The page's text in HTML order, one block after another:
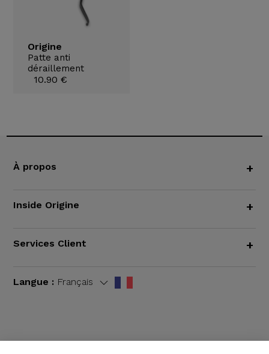
Origine
Patte anti
déraillement
10.90 €
À propos +
Inside Origine +
Services Client +
Langue : Français